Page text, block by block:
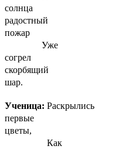
солнца
радостный
пожар
Уже
согрел
скорбящий
шар.
Ученица: Раскрылись
первые
цветы,
Как